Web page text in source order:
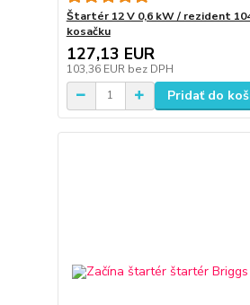
Štartér 12 V 0,6 kW / rezident
kosačku
127,13 EUR
103,36 EUR bez DPH
Pridať do